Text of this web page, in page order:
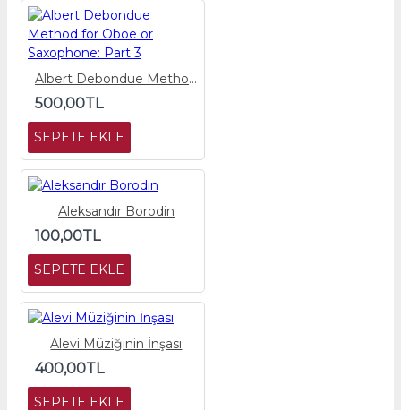
Albert Debondue Method for Oboe or Saxophone: Part 3
500,00TL
SEPETE EKLE
Aleksandır Borodin
100,00TL
SEPETE EKLE
Alevi Müziğinin İnşası
400,00TL
SEPETE EKLE